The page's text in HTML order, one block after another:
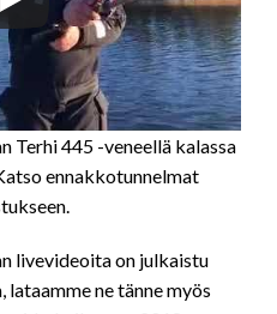
Terhi 445 -veneellä kalassa
ennakkotunnelmat
livevideoita on julkaistu
ne tänne myös